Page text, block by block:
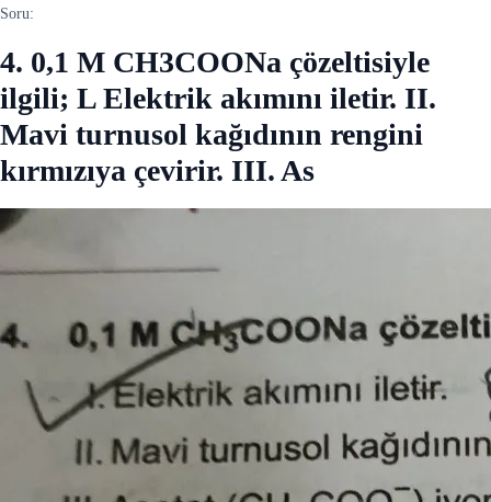
Soru:
4. 0,1 M CH3COONa çözeltisiyle
ilgili; L Elektrik akımını iletir. II.
Mavi turnusol kağıdının rengini
kırmızıya çevirir. III. As